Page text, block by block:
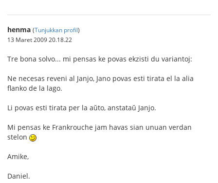
henma (Tunjukkan profil)
13 Maret 2009 20.18.22
Tre bona solvo... mi pensas ke povas ekzisti du variantoj:
Ne necesas reveni al Janjo, Jano povas esti tirata el la alia
flanko de la lago.
Li povas esti tirata per la aŭto, anstataŭ Janjo.
Mi pensas ke Frankrouche jam havas sian unuan verdan
stelon
Amike,
Daniel.